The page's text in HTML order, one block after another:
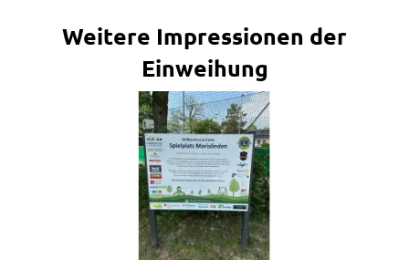
Weitere Impressionen der
Einweihung